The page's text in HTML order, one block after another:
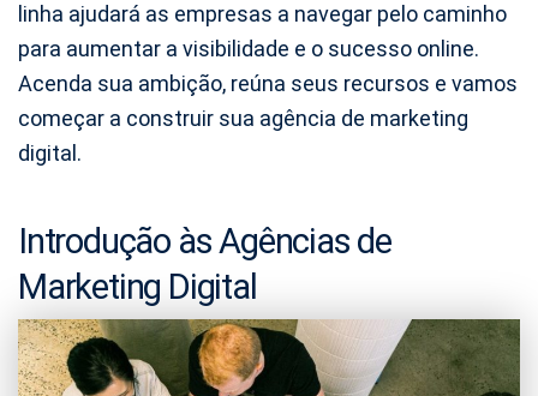
linha ajudará as empresas a navegar pelo caminho
para aumentar a visibilidade e o sucesso online.
Acenda sua ambição, reúna seus recursos e vamos
começar a construir sua agência de marketing
digital.
Introdução às Agências de
Marketing Digital